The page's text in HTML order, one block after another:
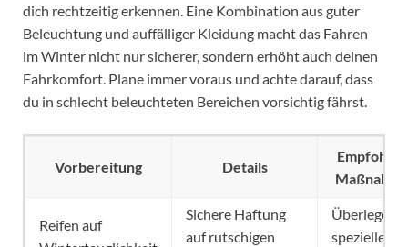
dich rechtzeitig erkennen. Eine Kombination aus guter
Beleuchtung und auffälliger Kleidung macht das Fahren
im Winter nicht nur sicherer, sondern erhöht auch deinen
Fahrkomfort. Plane immer voraus und achte darauf, dass
du in schlecht beleuchteten Bereichen vorsichtig fährst.
Vorbereitung Details
Reifen auf
Sichere Haftung
auf rutschigen
Überlege,
spezielle